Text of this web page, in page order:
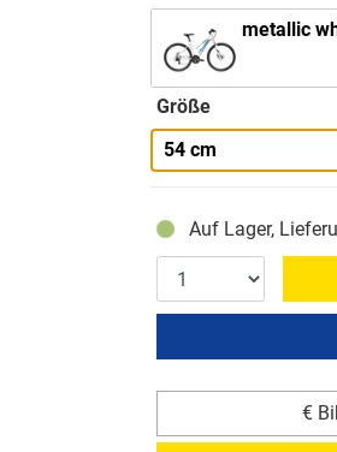
metallic
Größe
54 cm
Auf Lager,
€